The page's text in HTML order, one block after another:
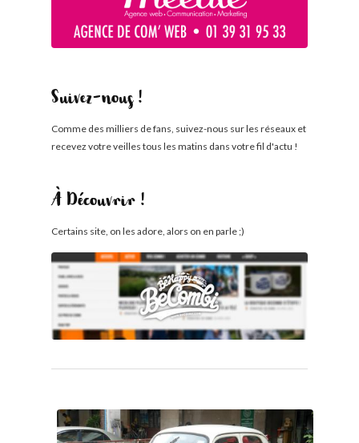
Suivez-nous !
Comme des milliers de fans, suivez-nous sur les réseaux et
recevez votre veilles tous les matins dans votre fil d'actu !
À Découvrir !
Certains site, on les adore, alors on en parle ;)